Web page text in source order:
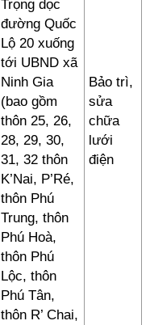
Trọng dọc
đường Quốc
Lộ 20 xuống
tới UBND xã
Ninh Gia
(bao gồm
thôn 25, 26,
28, 29, 30,
31, 32 thôn
K’Nai, P’Ré,
thôn Phú
Trung, thôn
Phú Hoà,
thôn Phú
Lộc, thôn
Phú Tân,
thôn R’ Chai,
Bảo trì,
sửa
chữa
lưới
điện